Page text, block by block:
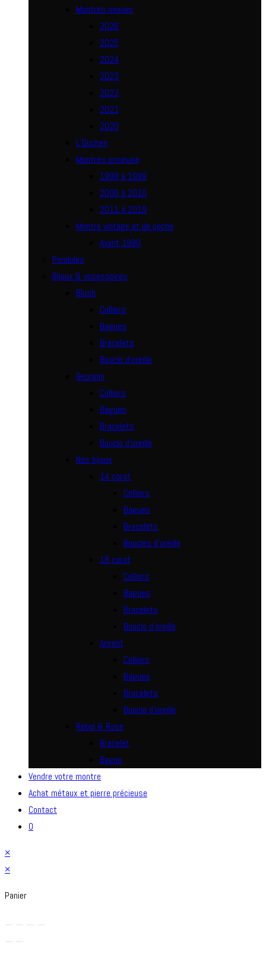
Montres neuves
2026
2025
2024
2023
2022
2021
2020
L’Duchen
Montres occasion
1990 à 1999
2000 à 2010
2011 à 2019
Montre vintage et de poche
Avant 1990
Pendules
Bijoux & accessoires
Blush
Colliers
Bagues
Bracelets
Boucle d’oreille
Georgini
Colliers
Bagues
Bracelets
Boucle d’oreille
Nos bijoux
14 carat
Colliers
Bagues
Bracelets
Boucles d’oreille
18 carat
Colliers
Bagues
Bracelets
Boucle d’oreille
Argent
Colliers
Bagues
Bracelets
Boucle d’oreille
Rebel & Rose
Bracelet
Bague
Vendre votre montre
Achat métaux et pierre précieuse
Contact
0
×
×
Panier